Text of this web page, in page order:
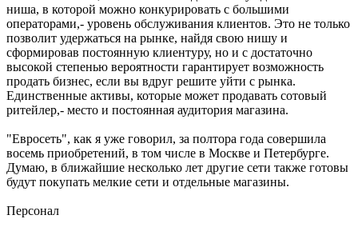
ниша, в которой можно конкурировать с большими
операторами,- уровень обслуживания клиентов. Это не только
позволит удержаться на рынке, найдя свою нишу и
сформировав постоянную клиентуру, но и с достаточно
высокой степенью вероятности гарантирует возможность
продать бизнес, если вы вдруг решите уйти с рынка.
Единственные активы, которые может продавать сотовый
ритейлер,- место и постоянная аудитория магазина.
"Евросеть", как я уже говорил, за полтора года совершила
восемь приобретений, в том числе в Москве и Петербурге.
Думаю, в ближайшие несколько лет другие сети также готовы
будут покупать мелкие сети и отдельные магазины.
Персонал